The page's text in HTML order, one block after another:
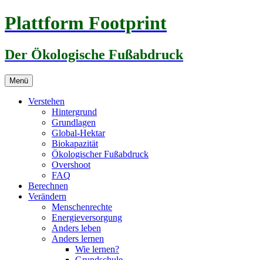
Zum
Inhalt
Plattform Footprint
Der Ökologische Fußabdruck
Menü
Verstehen
Hintergrund
Grundlagen
Global-Hektar
Biokapazität
Ökologischer Fußabdruck
Overshoot
FAQ
Berechnen
Verändern
Menschenrechte
Energieversorgung
Anders leben
Anders lernen
Wie lernen?